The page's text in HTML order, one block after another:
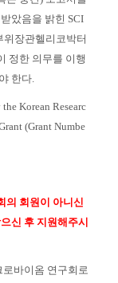
았음을 밝힌 SCI
위장관헬리코박터
정한 의무를 이행
한다.
Korean Researc
(Grant Numbe
의 회원이 아니신
신 후 지원해주시
바이옴 연구회로